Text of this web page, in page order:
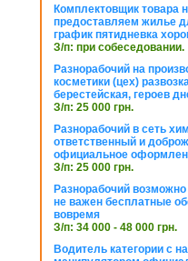
Комплектовщик товара
предоставляем жилье
график пятидневка
З/п: при собеседовании.
Разнорабочий на
косметики (цех)
берестейская, героев
З/п: 25 000 грн.
Разнорабочий в сеть
ответственный и
официальное
З/п: 25 000 грн.
Разнорабочий
не важен бесплатные
вовремя
З/п: 34 000 - 48 000 грн.
Водитель категории с